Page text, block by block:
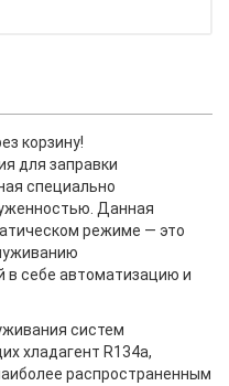
корзину!
для заправки
специально
Данная
режиме — это
в себе автоматизацию и
систем
хладагент R134a,
распространенным